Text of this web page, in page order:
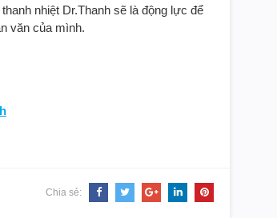
nhiệt Dr.Thanh sẽ là động lực để
văn của mình.
Chia sẻ: